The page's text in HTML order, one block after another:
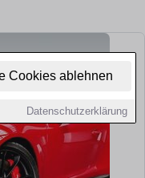
Cookies ablehnen
Datenschutzerklärung